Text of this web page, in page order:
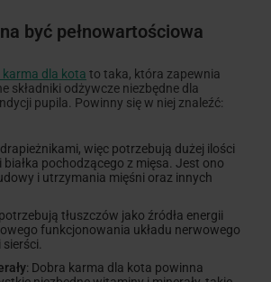
być pełnowartościowa
dla kota to taka, która zapewnia
składniki odżywcze niezbędne dla
pupila. Powinny się w niej znaleźć:
więc potrzebują dużej ilości
pochodzącego z mięsa. Jest ono
i utrzymania mięśni oraz innych
tłuszczów jako źródła energii
funkcjonowania układu nerwowego
: Dobra karma dla kota powinna